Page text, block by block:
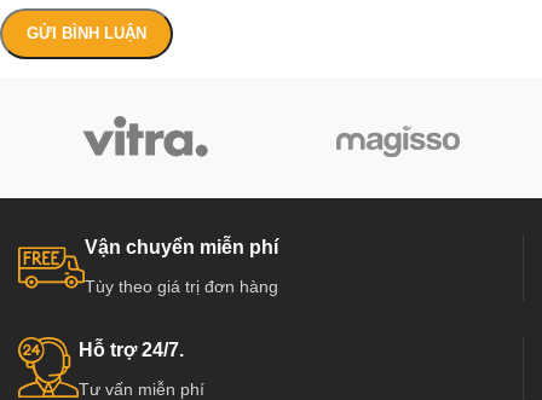
Vận chuyển miễn phí
Tùy theo giá trị đơn hàng
Hỗ trợ 24/7.
Tư vấn miễn phí